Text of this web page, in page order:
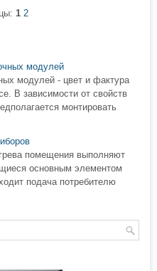
1 2
модулей
модулей - цвет и фактура
В зависимости от свойств
монтировать
помещения выполняют
основным элементом
подача потребителю